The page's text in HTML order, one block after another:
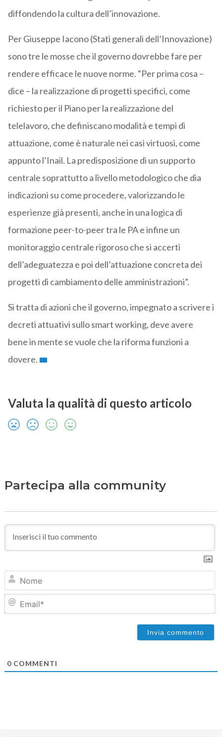
diffondendo la cultura dell’innovazione.
Per Giuseppe Iacono (Stati generali dell’Innovazione)
sono tre le mosse che il governo dovrebbe fare per
rendere efficace le nuove norme. “Per prima cosa –
dice – la realizzazione di progetti specifici, come
richiesto per il Piano per la realizzazione del
telelavoro, che definiscano modalità e tempi di
attuazione, come è naturale nei casi virtuosi, come
appunto l’Inail. La predisposizione di un supporto
centrale soprattutto a livello metodologico che dia
indicazioni su come procedere, valorizzando le
esperienze già presenti, anche in una logica di
formazione peer-to-peer tra le PA e infine un
monitoraggio centrale rigoroso che si accerti
dell’adeguatezza e poi dell’attuazione concreta dei
progetti di cambiamento delle amministrazioni”.
Si tratta di azioni che il governo, impegnato a scrivere i
decreti attuativi sullo smart working, deve avere
bene in mente se vuole che la riforma funzioni a
dovere.
Valuta la qualità di questo articolo
Partecipa alla community
0COMMENTI